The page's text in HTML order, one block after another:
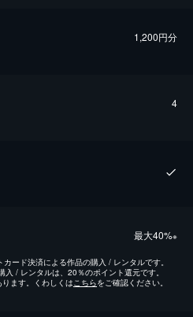
1,200円分
4
最⼤40%※
ード決済による作品の購入 / レンタルです。
/ レンタルは、20％のポイント還元です。
ます。くわしくはこちらをご確認ください。